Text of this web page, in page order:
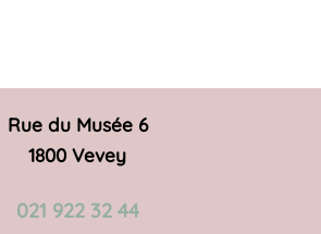
Rue du Musée 6
1800 Vevey
021 922 32 44